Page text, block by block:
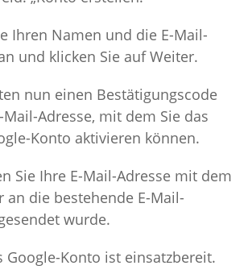
Ihren Namen und die E-Mail-
und klicken Sie auf Weiter.
nun einen Bestätigungscode
Mail-Adresse, mit dem Sie das
Konto aktivieren können.
Sie Ihre E-Mail-Adresse mit dem
an die bestehende E-Mail-
wurde.
Google-Konto ist einsatzbereit.